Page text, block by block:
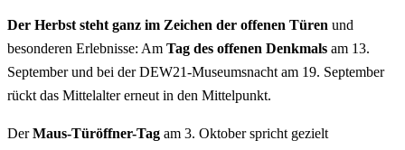
Der Herbst steht ganz im Zeichen der offenen Türen und
besonderen Erlebnisse: Am Tag des offenen Denkmals am 13.
September und bei der DEW21-Museumsnacht am 19. September
rückt das Mittelalter erneut in den Mittelpunkt.
DerMaus-Türöffner-Tag am 3. Oktober spricht gezielt